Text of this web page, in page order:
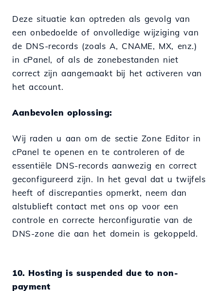
Deze situatie kan optreden als gevolg van
een onbedoelde of onvolledige wijziging van
de DNS-records (zoals A, CNAME, MX, enz.)
in cPanel, of als de zonebestanden niet
correct zijn aangemaakt bij het activeren van
het account.
Aanbevolen oplossing:
Wij raden u aan om de sectie Zone Editor in
cPanel te openen en te controleren of de
essentiële DNS-records aanwezig en correct
geconfigureerd zijn. In het geval dat u twijfels
heeft of discrepanties opmerkt, neem dan
alstublieft contact met ons op voor een
controle en correcte herconfiguratie van de
DNS-zone die aan het domein is gekoppeld.
10. Hosting is suspended due to non-
payment